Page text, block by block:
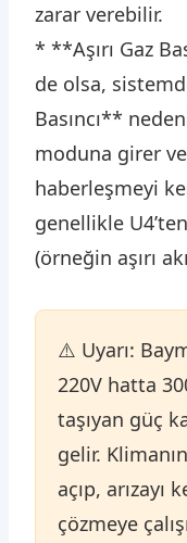
zarar verebilir.
* **Aşırı Gaz
de olsa,
Basıncı**
moduna girer
haberleşmeyi
genellikle
(örneğin aşırı
⚠️ Uyarı:
220V hatta
taşıyan güç
gelir.
açıp, arızayı
çözmeye